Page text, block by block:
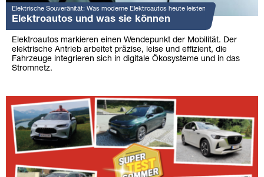
Elektrische Souveränität: Was moderne Elektroautos heute leisten
Elektroautos und was sie können
Elektroautos markieren einen Wendepunkt der Mobilität. Der
elektrische Antrieb arbeitet präzise, leise und effizient, die
Fahrzeuge integrieren sich in digitale Ökosysteme und in das
Stromnetz.